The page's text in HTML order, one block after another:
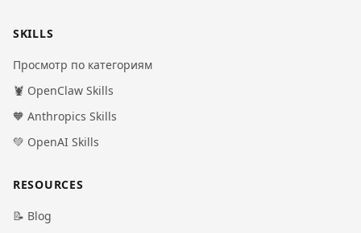
SKILLS
Просмотр по категориям
🦞 OpenClaw Skills
🧡 Anthropics Skills
💚 OpenAI Skills
RESOURCES
📝 Blog